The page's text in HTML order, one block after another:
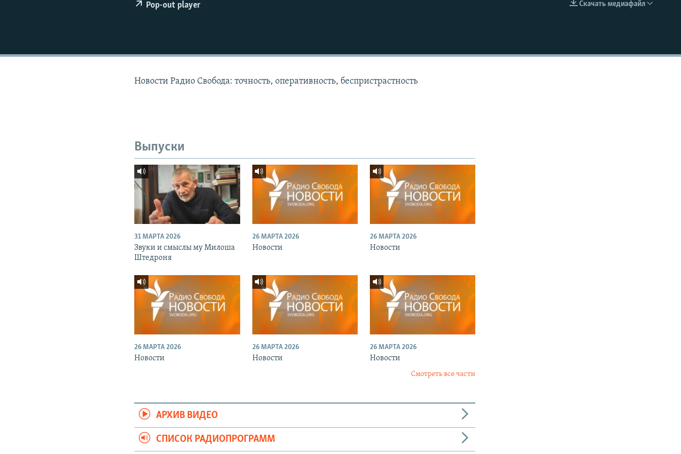
EMBED
Скачать медиафайл
Pop-out player
Новости Радио Свобода: точность, оперативность, беспристрастность
Выпуски
31 МАРТА 2026
Звуки и смыслы му Милоша
Штедроня
26 МАРТА 2026
Новости
26 МАРТА 2026
Новости
26 МАРТА 2026
Новости
26 МАРТА 2026
Новости
26 МАРТА 2026
Новости
Смотреть все части
АРХИВ ВИДЕО
СПИСОК РАДИОПРОГРАММ